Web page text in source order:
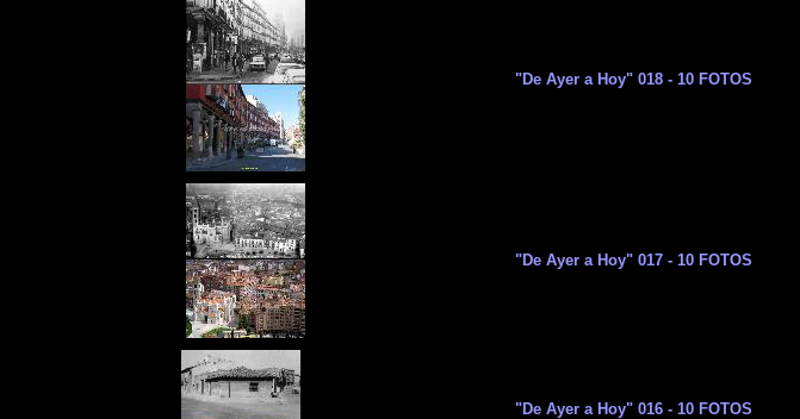
"De Ayer a Hoy" 018 - 10 FOTOS
"De Ayer a Hoy" 017 - 10 FOTOS
"De Ayer a Hoy" 016 - 10 FOTOS